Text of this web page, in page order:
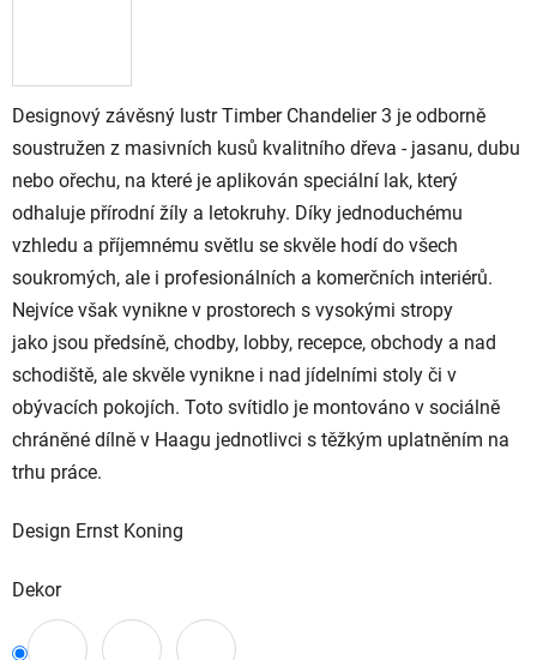
Designový závěsný lustr Timber Chandelier 3 je odborně
soustružen z masivních kusů kvalitního dřeva - jasanu, dubu
nebo ořechu, na které je aplikován speciální lak, který
odhaluje přírodní žíly a letokruhy. Díky jednoduchému
vzhledu a příjemnému světlu se skvěle hodí do všech
soukromých, ale i profesionálních a komerčních interiérů.
Nejvíce však vynikne v prostorech s vysokými stropy
jako jsou předsíně, chodby, lobby, recepce, obchody a nad
schodiště, ale skvěle vynikne i nad jídelními stoly či v
obývacích pokojích. Toto svítidlo je montováno v sociálně
chráněné dílně v Haagu jednotlivci s těžkým uplatněním na
trhu práce.
Design Ernst Koning
Dekor